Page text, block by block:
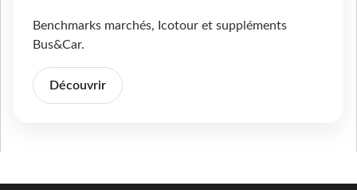
Benchmarks marchés, Icotour et suppléments
Bus&Car.
Découvrir